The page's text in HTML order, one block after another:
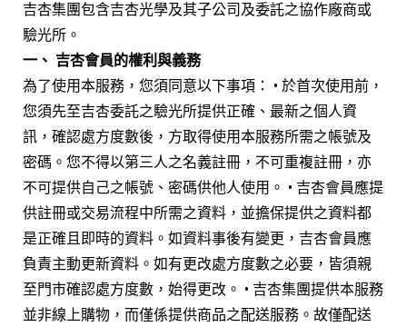
吉杏集團包含吉杏光學及其子公司及委託之協作廠商或
驗光所。
一、 吉杏會員的權利與義務
為了使用本服務，您須同意以下事項： • 於首次使用前，
您須先至吉杏委託之驗光所提供正確、最新之個人資
訊，確認處方度數後，方取得使用本服務所需之帳號及
密碼。您不得以第三人之名義註冊，不可重複註冊，亦
不可提供自己之帳號、密碼供他人使用。 • 吉杏會員應提
供註冊或交易流程中所需之資料，並擔保提供之資料都
是正確且即時的資料。如資料事後有變更，吉杏會員應
負責主動更新資料。如有更改處方度數之必要，皆須親
至門市確認處方度數，始得更改。 • 吉杏集團提供本服務
並非線上購物，而僅係提供商品之配送服務。故僅配送